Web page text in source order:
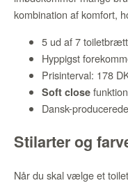
kombination af komfort,
5 ud af 7
Hyppigst
Prisinterval: 178
Soft close
Dansk-
Stilarter og
Når du skal vælge et